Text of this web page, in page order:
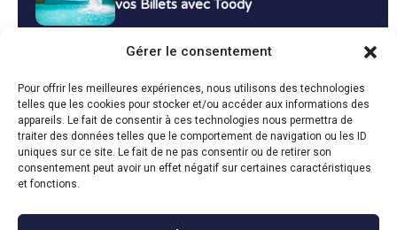
Gérer le consentement
Pour offrir les meilleures expériences, nous utilisons des technologies
telles que les cookies pour stocker et/ou accéder aux informations des
appareils. Le fait de consentir à ces technologies nous permettra de
traiter des données telles que le comportement de navigation ou les ID
uniques sur ce site. Le fait de ne pas consentir ou de retirer son
consentement peut avoir un effet négatif sur certaines caractéristiques
et fonctions.
vos Billets avec Toody
Bons Plans Voyage : Économisez sur vos
Vacances avec Toody
13 décembre 2024 Bon plans